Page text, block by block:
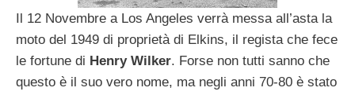
Il 12 Novembre a Los Angeles verrà messa all’asta la
moto del 1949 di proprietà di Elkins, il regista che fece
le fortune di Henry Wilker. Forse non tutti sanno che
questo è il suo vero nome, ma negli anni 70-80 è stato